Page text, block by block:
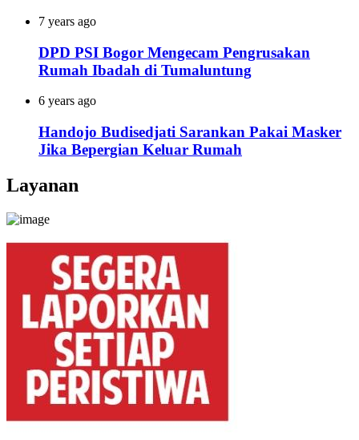
7 years ago
DPD PSI Bogor Mengecam Pengrusakan
Rumah Ibadah di Tumaluntung
6 years ago
Handojo Budisedjati Sarankan Pakai Masker
Jika Bepergian Keluar Rumah
Layanan